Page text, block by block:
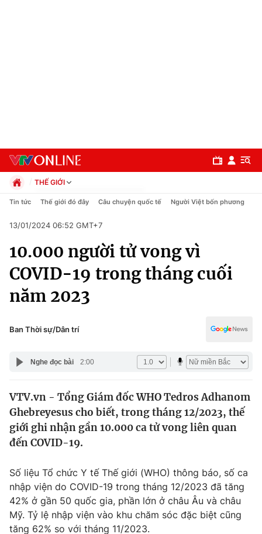
Chính trị
Xã hội
Pháp luật
Y tế
Thế giới
Tin tức
Thế giới đó đây
Câu chuyện quốc tế
Kinh tế
Thị trường
Góc doanh nghiệp
Dữ liệu và đời sống
Truyền hình
Phim VTV
THẾ GIỚI
Chính trị
Pháp luật
Kinh tế
Thể thao
Truyền hình
Văn hóa - Giải trí
Công nghệ
Tin tức Thế giới đó đây Câu chuyện quốc tế Người Việt bốn phương
13/01/2024 06:52 GMT+7
10.000 người tử vong vì
COVID-19 trong tháng cuối
năm 2023
Ban Thời sự/Dân trí
Nghe đọc bài 2:00
VTV.vn - Tổng Giám đốc WHO Tedros Adhanom
Ghebreyesus cho biết, trong tháng 12/2023, thế
giới ghi nhận gần 10.000 ca tử vong liên quan
đến COVID-19.
Số liệu Tổ chức Y tế Thế giới (WHO) thông báo, số ca
nhập viện do COVID-19 trong tháng 12/2023 đã tăng
42% ở gần 50 quốc gia, phần lớn ở châu Âu và châu
Mỹ. Tỷ lệ nhập viện vào khu chăm sóc đặc biệt cũng
tăng 62% so với tháng 11/2023.